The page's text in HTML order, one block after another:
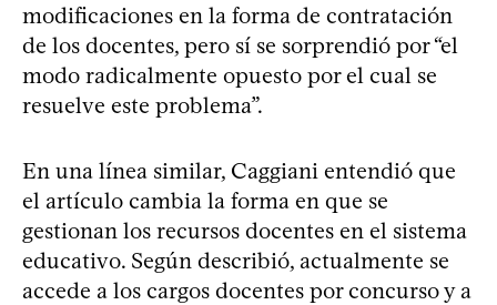
modificaciones en la forma de contratación
de los docentes, pero sí se sorprendió por “el
modo radicalmente opuesto por el cual se
resuelve este problema”.
En una línea similar, Caggiani entendió que
el artículo cambia la forma en que se
gestionan los recursos docentes en el sistema
educativo. Según describió, actualmente se
accede a los cargos docentes por concurso y a